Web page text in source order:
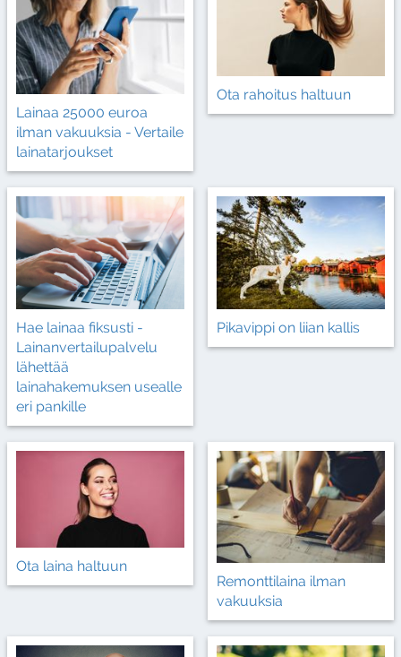
Lainaa 25000 euroa
ilman vakuuksia - Vertaile
lainatarjoukset
Ota rahoitus haltuun
Hae lainaa fiksusti -
Lainanvertailupalvelu
lähettää
lainahakemuksen usealle
eri pankille
Pikavippi on liian kallis
Ota laina haltuun
Remonttilaina ilman
vakuuksia